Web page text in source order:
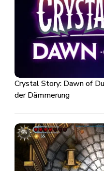
Crystal Story: Dawn of
der Dämmerung